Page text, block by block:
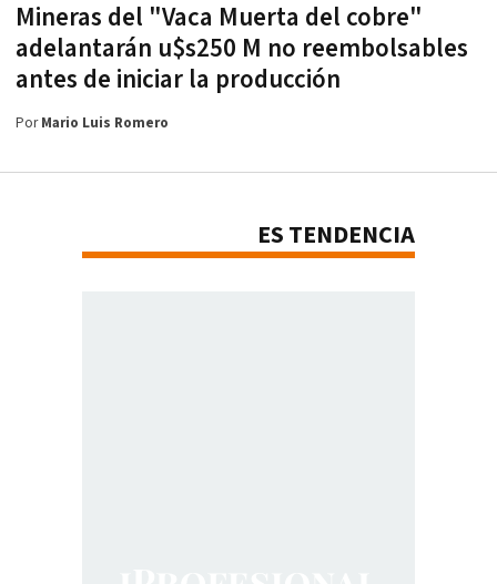
Mineras del "Vaca Muerta del cobre"
adelantarán u$s250 M no reembolsables
antes de iniciar la producción
PorMario Luis Romero
ES TENDENCIA